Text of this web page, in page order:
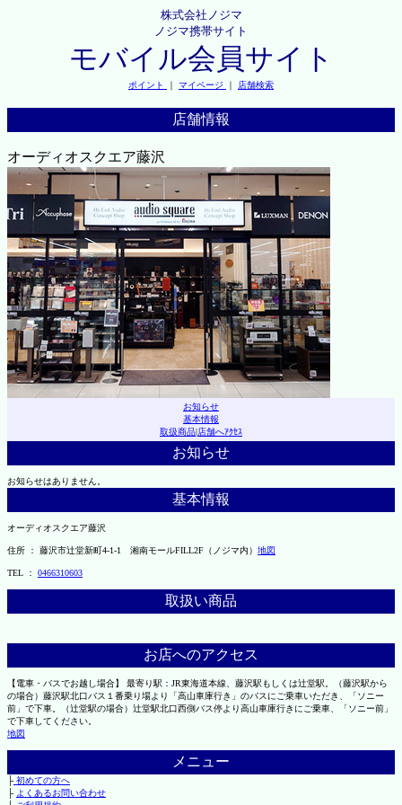
株式会社ノジマ
ノジマ携帯サイト
モバイル会員サイト
ポイント ｜ マイページ ｜ 店舗検索
店舗情報
オーディオスクエア藤沢
お知らせ
基本情報
取扱商品|店舗へｱｸｾｽ
お知らせ
お知らせはありません。
基本情報
オーディオスクエア藤沢
住所 ： 藤沢市辻堂新町4-1-1 湘南モールFILL2F（ノジマ内） 地図
TEL ： 0466310603
取扱い商品
お店へのアクセス
【電車・バスでお越し場合】 最寄り駅：JR東海道本線、藤沢駅もしくは辻堂駅。（藤沢駅から
の場合）藤沢駅北口バス１番乗り場より「高山車庫行き」のバスにご乗車いただき、「ソニー
前」で下車。（辻堂駅の場合）辻堂駅北口西側バス停より高山車庫行きにご乗車、「ソニー前」
で下車してください。
地図
メニュー
├初めての方へ
├ よくあるお問い合わせ